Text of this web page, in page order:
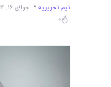
تیم تحریریه جولای 16, 2024
0